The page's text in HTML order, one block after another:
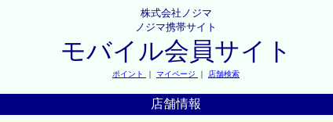
株式会社ノジマ
ノジマ携帯サイト
モバイル会員サイト
ポイント ｜ マイページ ｜ 店舗検索
店舗情報